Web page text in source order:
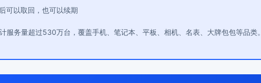
可以取回，也可以续期
服务量超过530万台，覆盖手机、笔记本、平板、相机、名表、大牌包包等品类。